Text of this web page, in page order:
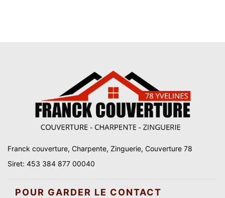
Franck couverture, Charpente, Zinguerie, Couverture 78
Siret: 453 384 877 00040
POUR GARDER LE CONTACT